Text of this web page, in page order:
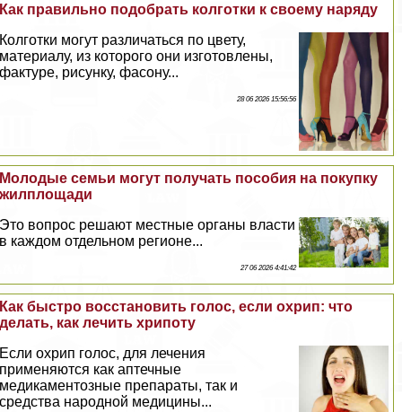
Как правильно подобрать колготки к своему наряду
Колготки могут различаться по цвету,
материалу, из которого они изготовлены,
фактуре, рисунку, фасону...
28 06 2026 15:56:56
Молодые семьи могут получать пособия на покупку
жилплощади
Это вопрос решают местные органы власти
в каждом отдельном регионе...
27 06 2026 4:41:42
Как быстро восстановить голос, если охрип: что
делать, как лечить хрипоту
Если охрип голос, для лечения
применяются как аптечные
медикаментозные препараты, так и
средства народной медицины...